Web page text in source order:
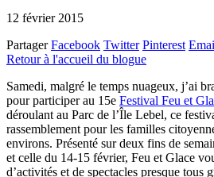
12 février 2015
Partager Facebook Twitter Pinterest
Retour à l'accueil du blogue
Samedi, malgré le temps nuageux, j’ai
pour participer au 15e Festival Feu et
déroulant au Parc de l’Île Lebel, ce
rassemblement pour les familles
environs. Présenté sur deux fins de
et celle du 14-15 février, Feu et Glace
d’activités et de spectacles presque tous